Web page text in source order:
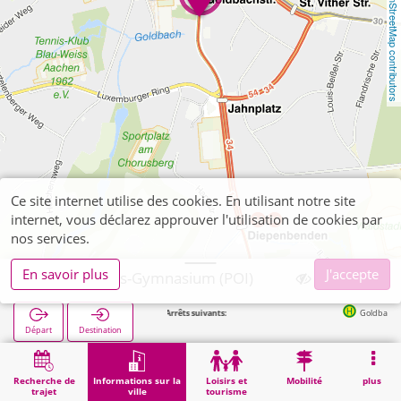
OpenStreetMap contributors
Recherche de
trajet
Informations sur la
ville
Loisirs et
tourisme
Mobilité plus
Aachen, Pius-Gymnasium (POI)
Départ Destination
Arrêts suivants: Goldbachstraße in
Démarrage Informations sur la ville Aachen, Pius-Gymnasium (POI)
Ce site internet utilise des cookies. En utilisant notre site
internet, vous déclarez approuver l'utilisation de cookies par
nos services.
En savoir plus
J'accepte